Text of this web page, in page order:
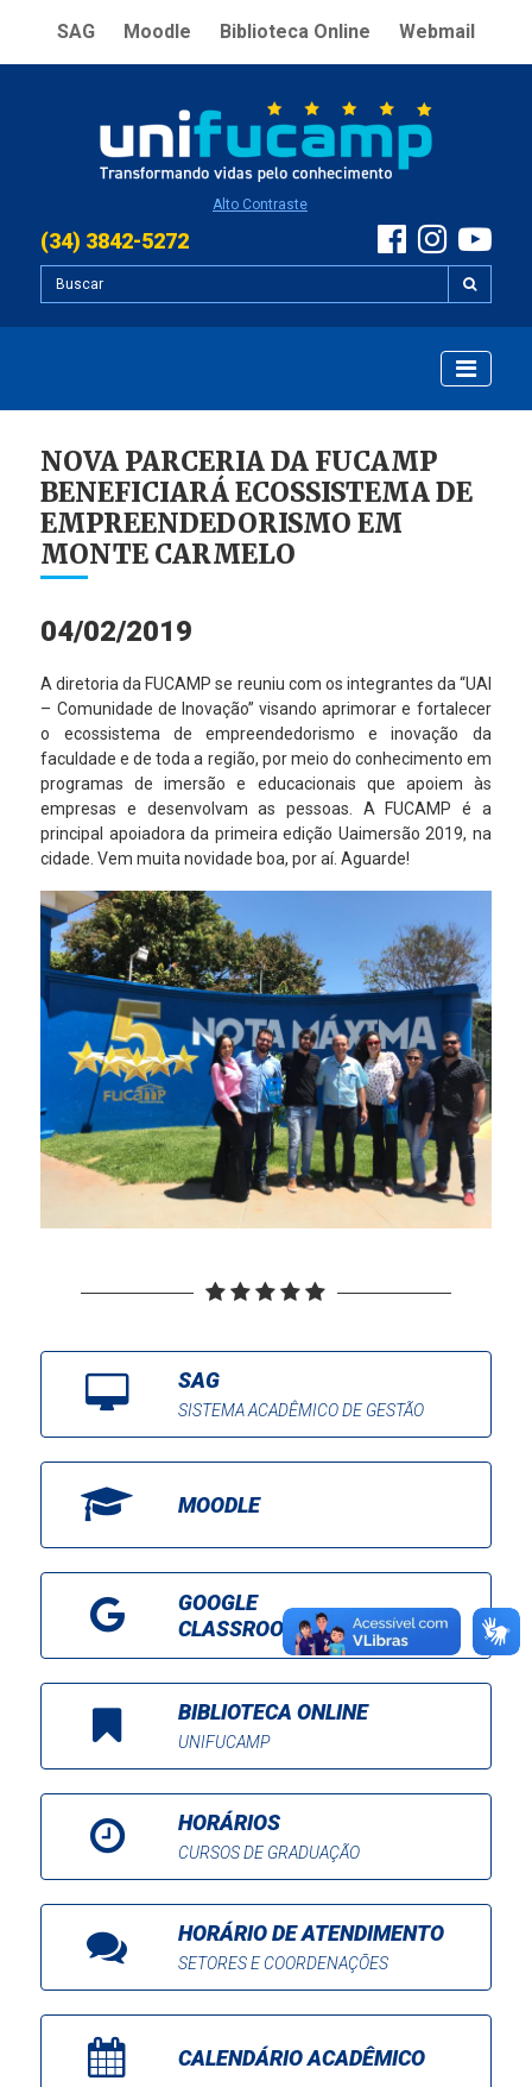
SAG Moodle Biblioteca Online Webmail
Alto Contraste
(34) 3842-5272
NOVA PARCERIA DA FUCAMP
BENEFICIARÁ ECOSSISTEMA DE
EMPREENDEDORISMO EM
MONTE CARMELO
04/02/2019
A diretoria da FUCAMP se reuniu com os integrantes da “UAI
– Comunidade de Inovação” visando aprimorar e fortalecer
o ecossistema de empreendedorismo e inovação da
faculdade e de toda a região, por meio do conhecimento em
programas de imersão e educacionais que apoiem às
empresas e desenvolvam as pessoas. A FUCAMP é a
principal apoiadora da primeira edição Uaimersão 2019, na
cidade. Vem muita novidade boa, por aí. Aguarde!
SAG
SISTEMA ACADÊMICO DE GESTÃO
MOODLE
GOOGLE
CLASSROOM
BIBLIOTECA ONLINE
UNIFUCAMP
HORÁRIOS
CURSOS DE GRADUAÇÃO
HORÁRIO DE ATENDIMENTO
SETORES E COORDENAÇÕES
CALENDÁRIO ACADÊMICO